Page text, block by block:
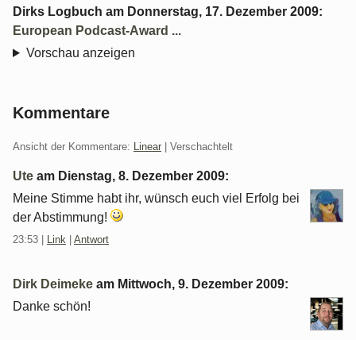
Dirks Logbuch am Donnerstag, 17. Dezember 2009:
European Podcast-Award ...
Vorschau anzeigen
Kommentare
Ansicht der Kommentare: Linear | Verschachtelt
Ute am Dienstag, 8. Dezember 2009:
Meine Stimme habt ihr, wünsch euch viel Erfolg bei
der Abstimmung!
23:53 Link Antwort
Dirk Deimeke am Mittwoch, 9. Dezember 2009:
Danke schön!